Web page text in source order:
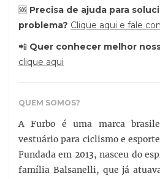
🆘 Precisa de ajuda para
problema? Clique aqui e fale
📲 Quer conhecer melhor
clique aqui
QUEM SOMOS?
A Furbo é uma marca
vestuário para ciclismo e
Fundada em 2013, nasceu do
família Balsanelli, que já